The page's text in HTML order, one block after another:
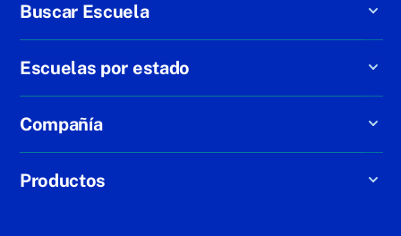
Buscar Escuela
Escuelas por estado
Compañía
Productos